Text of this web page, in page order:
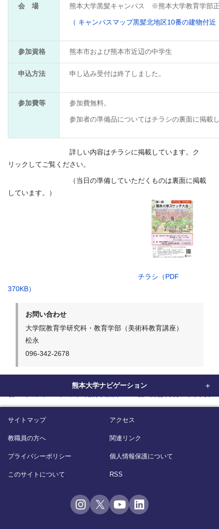
home
会 場 熊本大学黒髪キャンパス ※熊本大学教育学部
（ キャンパスマップ黒髪北地区10番の建物付近
参加資格 熊本市および熊本市近辺の中学生
申込方法 申し込み受付は終了しました。
参加費等 参加費無料。
参加者の準備品についてはチラシの裏面に掲載
詳しい内容はチラシに掲載しています。ク
リックしてご覧ください。
（当日の準備していただくものは裏面に掲載
しています。）
チラシ（PDF
370KB）
お問い合わせ
大学院教育学研究科・教育学部（美術科教育講座）
松永
096-342-2678
熊本大学ナビゲーション
サイトマップ アクセス
教職員の方へ 関連リンク
プライバシーポリシー 個人情報保護について
このサイトについて RSS